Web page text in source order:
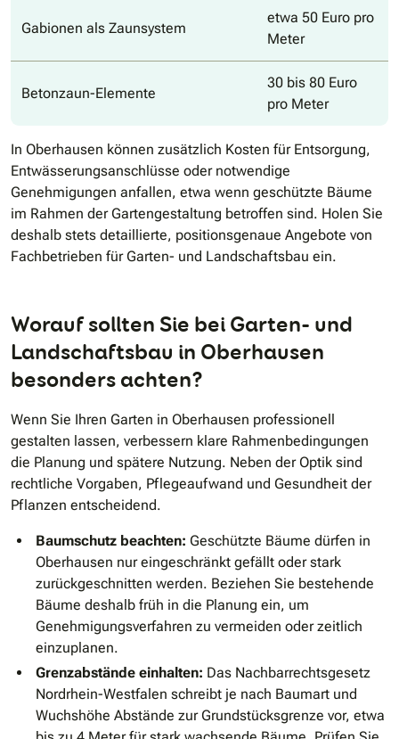
Gabionen als Zaunsystem
etwa 50 Euro pro
Meter
Betonzaun-Elemente
30 bis 80 Euro
pro Meter
In Oberhausen können zusätzlich Kosten für Entsorgung,
Entwässerungsanschlüsse oder notwendige
Genehmigungen anfallen, etwa wenn geschützte Bäume
im Rahmen der Gartengestaltung betroffen sind. Holen Sie
deshalb stets detaillierte, positionsgenaue Angebote von
Fachbetrieben für Garten- und Landschaftsbau ein.
Worauf sollten Sie bei Garten- und
Landschaftsbau in Oberhausen
besonders achten?
Wenn Sie Ihren Garten in Oberhausen professionell
gestalten lassen, verbessern klare Rahmenbedingungen
die Planung und spätere Nutzung. Neben der Optik sind
rechtliche Vorgaben, Pflegeaufwand und Gesundheit der
Pflanzen entscheidend.
Baumschutz beachten: Geschützte Bäume dürfen in
Oberhausen nur eingeschränkt gefällt oder stark
zurückgeschnitten werden. Beziehen Sie bestehende
Bäume deshalb früh in die Planung ein, um
Genehmigungsverfahren zu vermeiden oder zeitlich
einzuplanen.
Grenzabstände einhalten: Das Nachbarrechtsgesetz
Nordrhein-Westfalen schreibt je nach Baumart und
Wuchshöhe Abstände zur Grundstücksgrenze vor, etwa